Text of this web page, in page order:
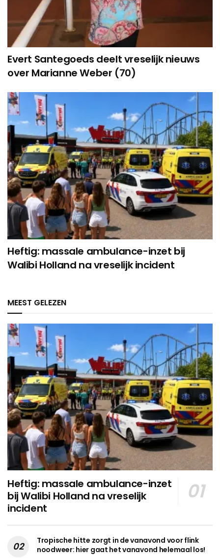
Evert Santegoeds deelt vreselijk nieuws
over Marianne Weber (70)
Heftig: massale ambulance-inzet bij
Walibi Holland na vreselijk incident
MEEST GELEZEN
Heftig: massale ambulance-inzet
bij Walibi Holland na vreselijk
incident
Tropische hitte zorgt in de vanavond voor flink
noodweer: hier gaat het vanavond helemaal los!